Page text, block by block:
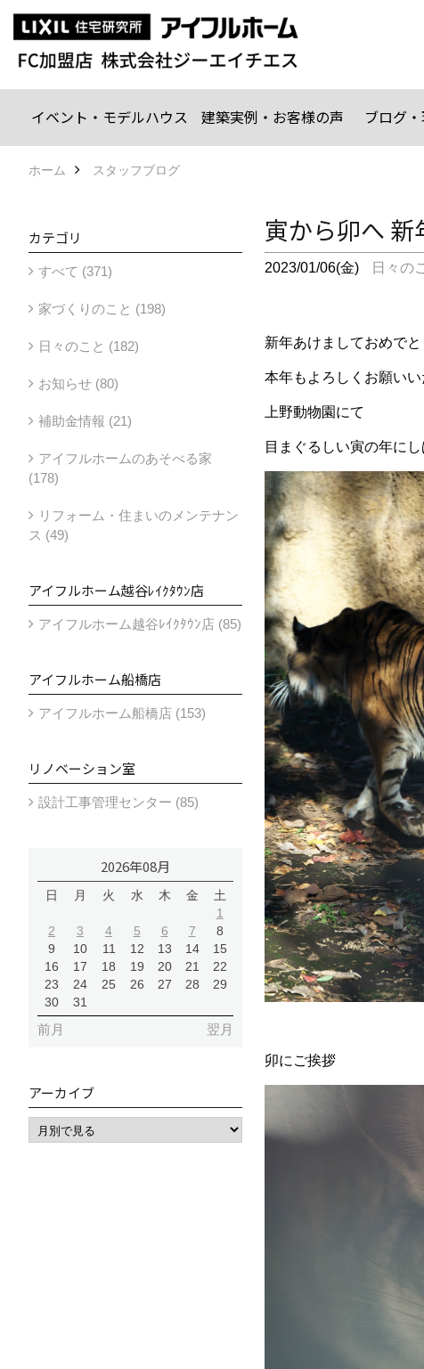
イベント・モデルハウス 建築実例・お客様の声 ブログ
ホーム スタッフブログ
寅から卯へ
2023/01/06(金) 日々の
新年あけましておめでと
本年もよろしくお願いい
上野動物園にて
目まぐるしい寅の年に
卯にご挨拶
カテゴリ
すべて (371)
家づくりのこと (198)
日々のこと (182)
お知らせ (80)
補助金情報 (21)
アイフルホームのあそべる家
(178)
リフォーム・住まいのメンテナン
ス (49)
アイフルホーム越谷ﾚｲｸﾀｳﾝ店
アイフルホーム越谷ﾚｲｸﾀｳﾝ店 (85)
アイフルホーム船橋店
アイフルホーム船橋店 (153)
リノベーション室
設計工事管理センター (85)
2026年08月
日 月 火 水 木 金
土
1
2
3 4 5 6 7
8
9
10 11 12 13 14
15
16
17 18 19 20 21
22
23
24 25 26 27 28
29
30
31
前月 翌月
アーカイブ